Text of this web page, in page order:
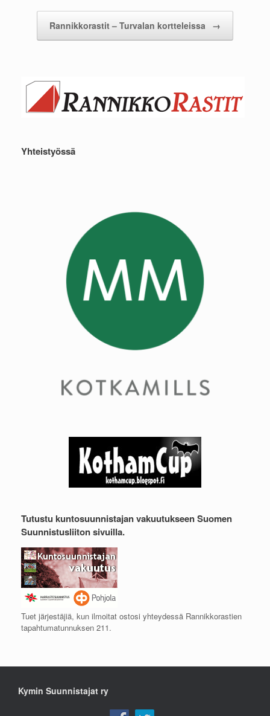
Rannikkorastit – Turvalan kortteleissa →
Yhteistyössä
Tutustu kuntosuunnistajan vakuutukseen Suomen
Suunnistusliiton sivuilla.
Tuet järjestäjiä, kun ilmoitat ostosi yhteydessä Rannikkorastien
tapahtumatunnuksen 211.
Kymin Suunnistajat ry